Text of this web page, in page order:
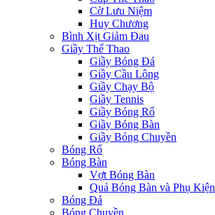
Cờ Lưu Niệm
Huy Chương
Bình Xịt Giảm Đau
Giầy Thể Thao
Giầy Bóng Đá
Giầy Cầu Lông
Giầy Chạy Bộ
Giầy Tennis
Giầy Bóng Rổ
Giầy Bóng Bàn
Giầy Bóng Chuyền
Bóng Rổ
Bóng Bàn
Vợt Bóng Bàn
Quả Bóng Bàn và Phụ Kiện
Bóng Đá
Bóng Chuyền